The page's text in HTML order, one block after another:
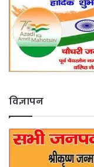
विज्ञापन